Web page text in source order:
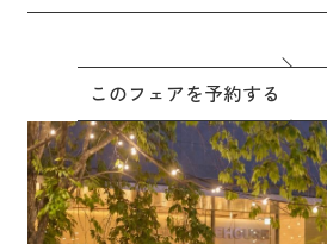
このフェアを予約する